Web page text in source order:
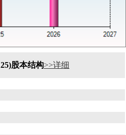
股本结构>>详细